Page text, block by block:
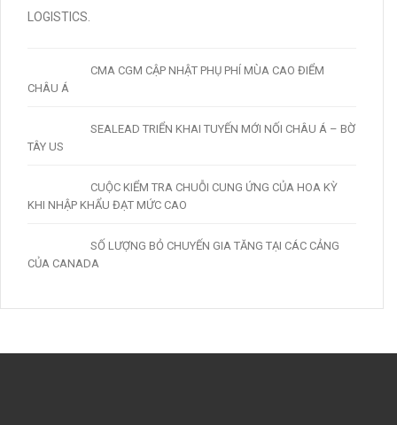
CMA CGM CẬP NHẬT PHỤ PHÍ MÙA CAO ĐIỂM
CHÂU Á
SEALEAD TRIỂN KHAI TUYẾN MỚI NỐI CHÂU Á – BỜ
TÂY US
CUỘC KIỂM TRA CHUỖI CUNG ỨNG CỦA HOA KỲ
KHI NHẬP KHẨU ĐẠT MỨC CAO
SỐ LƯỢNG BỎ CHUYẾN GIA TĂNG TẠI CÁC CẢNG
CỦA CANADA